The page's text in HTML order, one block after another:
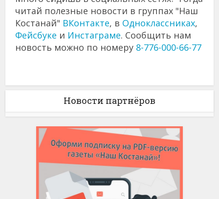
читай полезные новости в группах "Наш
Костанай" ВКонтакте, в Одноклассниках,
Фейсбуке и Инстаграме. Сообщить нам
новость можно по номеру 8-776-000-66-77
Новости партнёров